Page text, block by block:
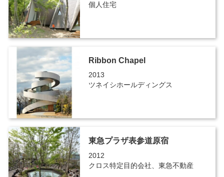
個人住宅
Ribbon Chapel
2013
ツネイシホールディングス
東急プラザ表参道原宿
2012
クロス特定目的会社、東急不動産